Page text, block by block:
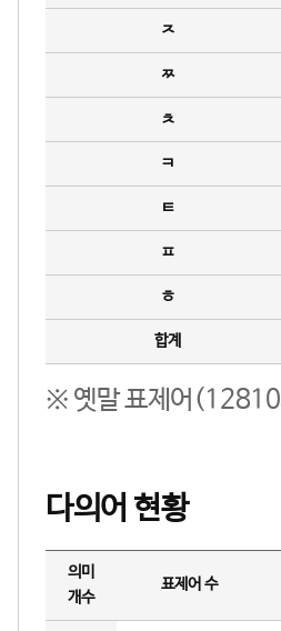
ㅈ
ㅉ
ㅊ
ㅋ
ㅌ
ㅍ
ㅎ
합계
※ 옛말 표제어(12810
다의어 현황
의미
개수
표제어 수